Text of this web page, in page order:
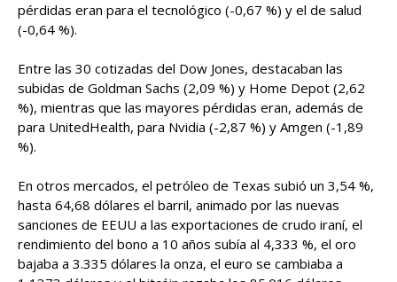
pérdidas eran para el tecnológico (-0,67 %) y el de salud
(-0,64 %).
Entre las 30 cotizadas del Dow Jones, destacaban las
subidas de Goldman Sachs (2,09 %) y Home Depot (2,62
%), mientras que las mayores pérdidas eran, además de
para UnitedHealth, para Nvidia (-2,87 %) y Amgen (-1,89
%).
En otros mercados, el petróleo de Texas subió un 3,54 %,
hasta 64,68 dólares el barril, animado por las nuevas
sanciones de EEUU a las exportaciones de crudo iraní, el
rendimiento del bono a 10 años subía al 4,333 %, el oro
bajaba a 3.335 dólares la onza, el euro se cambiaba a